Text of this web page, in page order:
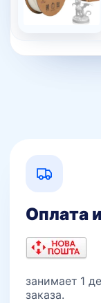
вариаций.
выбрать
Оплата
занимает 1
заказа.